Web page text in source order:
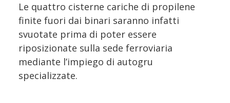
Le quattro cisterne cariche di propilene
finite fuori dai binari saranno infatti
svuotate prima di poter essere
riposizionate sulla sede ferroviaria
mediante l’impiego di autogru
specializzate.